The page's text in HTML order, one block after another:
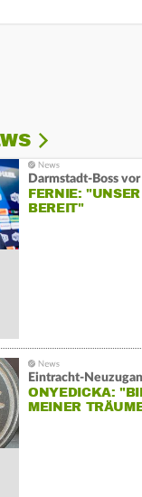
Darmstadt-Boss
FERNIE:
BEREIT"
Eintracht-
ONYEDICKA:
MEINER